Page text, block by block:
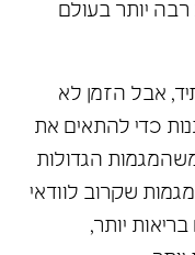
יותר בעולם
אבל הזמן לא
כדי להתאים את
הגדולות
שקרוב לוודאי
יותר,